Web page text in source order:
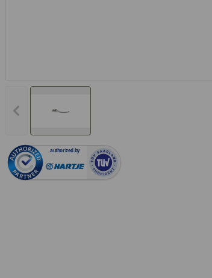
Vorheriges Bild anzeigen
authorized.by